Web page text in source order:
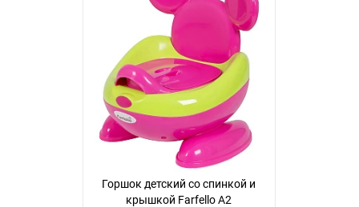
Горшок детский со спинкой и
крышкой Farfello A2